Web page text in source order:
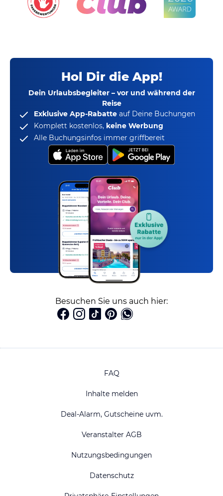
Hol Dir die App!
Dein Urlaubsbegleiter – vor und während der
Reise
Exklusive App-Rabatte auf Deine Buchungen
Komplett kostenlos, keine Werbung
Alle Buchungsinfos immer griffbereit
Besuchen Sie uns auch hier:
FAQ
Inhalte melden
Deal-Alarm, Gutscheine uvm.
Veranstalter AGB
Nutzungsbedingungen
Datenschutz